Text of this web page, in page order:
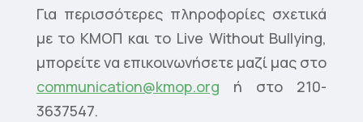
Για περισσότερες πληροφορίες σχετικά
με το ΚΜΟΠ και το Live Without Bullying,
μπορείτε να επικοινωνήσετε μαζί μας στο
communication@kmop.org ή στο 210-
3637547.